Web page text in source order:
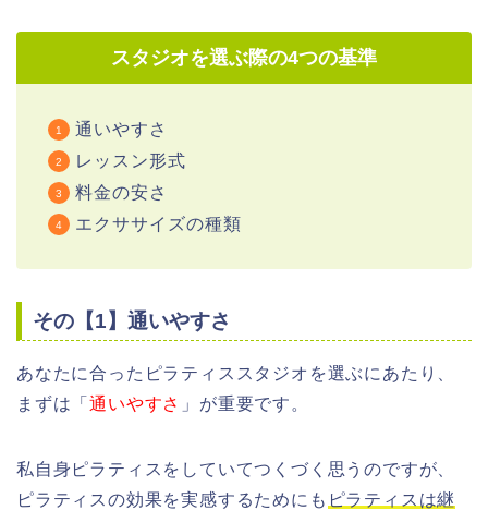
スタジオを選ぶ際の4つの基準
通いやすさ
レッスン形式
料金の安さ
エクササイズの種類
その【1】通いやすさ
あなたに合ったピラティススタジオを選ぶにあたり、
まずは「通いやすさ 」が重要です。
私自身ピラティスをしていてつくづく思うのですが、
ピラティスの効果を実感するためにも ピラティスは継